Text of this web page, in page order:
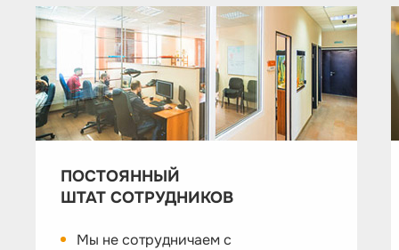
ПОСТОЯННЫЙ
ШТАТ СОТРУДНИКОВ
Мы не сотрудничаем с